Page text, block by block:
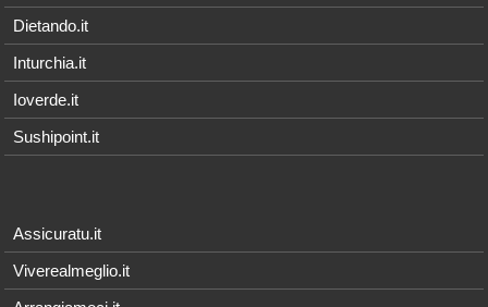
Dietando.it
Inturchia.it
Ioverde.it
Sushipoint.it
Assicuratu.it
Viverealmeglio.it